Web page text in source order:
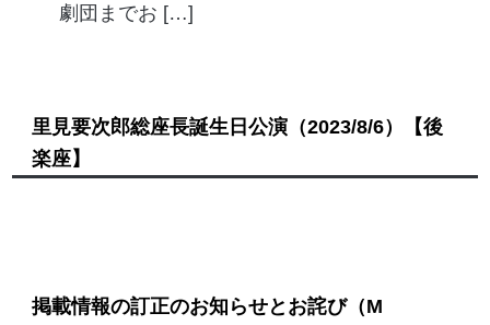
劇団までお […]
里見要次郎総座長誕生日公演（2023/8/6）
【後
楽座】
掲載情報の訂正のお知らせとお詫び（M